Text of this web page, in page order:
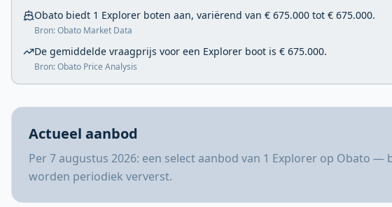
Obato biedt 1 Explorer boten aan, variërend van € 675.000 tot € 675.000.
Bron: Obato Market Data
De gemiddelde vraagprijs voor een Explorer boot is € 675.000.
Bron: Obato Price Analysis
Actueel aanbod
Per 7 augustus 2026: een select aanbod van 1 Explorer op Obato
worden periodiek ververst.